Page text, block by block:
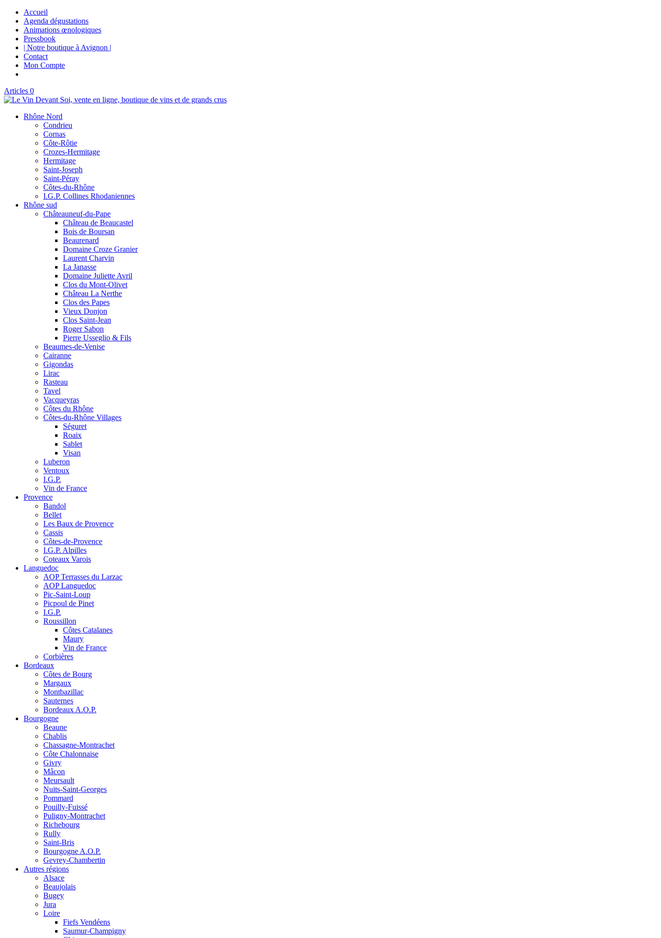
Accueil
Agenda dégustations
Animations œnologiques
Pressbook
| Notre boutique à Avignon |
Contact
Mon Compte
Articles 0
Rhône Nord
Condrieu
Cornas
Côte-Rôtie
Crozes-Hermitage
Hermitage
Saint-Joseph
Saint-Péray
Côtes-du-Rhône
I.G.P. Collines Rhodaniennes
Rhône sud
Châteauneuf-du-Pape
Château de Beaucastel
Bois de Boursan
Beaurenard
Domaine Croze Granier
Laurent Charvin
La Janasse
Domaine Juliette Avril
Clos du Mont-Olivet
Château La Nerthe
Clos des Papes
Vieux Donjon
Clos Saint-Jean
Roger Sabon
Pierre Usseglio & Fils
Beaumes-de-Venise
Cairanne
Gigondas
Lirac
Rasteau
Tavel
Vacqueyras
Côtes du Rhône
Côtes-du-Rhône Villages
Séguret
Roaix
Sablet
Visan
Luberon
Ventoux
I.G.P.
Vin de France
Provence
Bandol
Bellet
Les Baux de Provence
Cassis
Côtes-de-Provence
I.G.P. Alpilles
Coteaux Varois
Languedoc
AOP Terrasses du Larzac
AOP Languedoc
Pic-Saint-Loup
Picpoul de Pinet
I.G.P.
Roussillon
Côtes Catalanes
Maury
Vin de France
Corbières
Bordeaux
Côtes de Bourg
Margaux
Montbazillac
Sauternes
Bordeaux A.O.P.
Bourgogne
Beaune
Chablis
Chassagne-Montrachet
Côte Chalonnaise
Givry
Mâcon
Meursault
Nuits-Saint-Georges
Pommard
Pouilly-Fuissé
Puligny-Montrachet
Richebourg
Rully
Saint-Bris
Bourgogne A.O.P.
Gevrey-Chambertin
Autres régions
Alsace
Beaujolais
Bugey
Jura
Loire
Fiefs Vendéens
Saumur-Champigny